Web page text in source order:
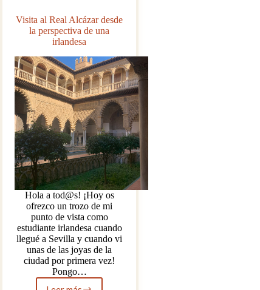
Visita al Real Alcázar desde
la perspectiva de una
irlandesa
Hola a tod@s! ¡Hoy os
ofrezco un trozo de mi
punto de vista como
estudiante irlandesa cuando
llegué a Sevilla y cuando vi
unas de las joyas de la
ciudad por primera vez!
Pongo…